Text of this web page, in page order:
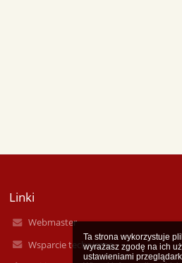
Ta strona wykorzystuje
wyrażasz zgodę na ich
ustawieniami
Linki
Webmaster
Wsparcie techniczne